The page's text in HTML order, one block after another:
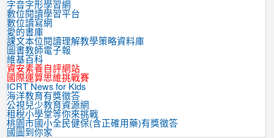
字音字形學習網
數位閱讀學習平台
數位讀寫網
愛的書庫
課文本位閱讀理解教學策略資料庫
圖書教師電子報
維基百科
資安素養自評網站
國際運算思維挑戰賽
ICRT News for Kids
海洋教育有獎徵答
公視兒少教育資源網
租稅小學堂等你來挑戰
桃園市國小全民健保(含正確用藥)有獎徵答
國圖到你家